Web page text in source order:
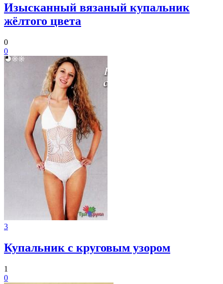
Изысканный вязаный купальник
жёлтого цвета
0
0
3
Купальник с круговым узором
1
0